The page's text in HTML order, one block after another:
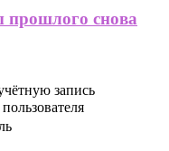
прошлого снова
запись